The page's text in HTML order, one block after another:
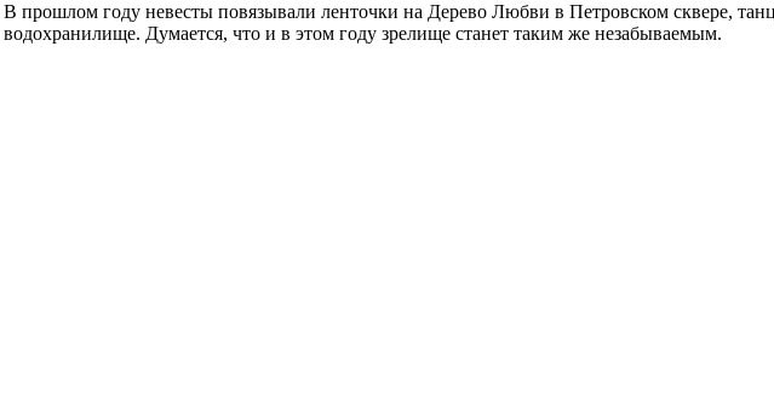
В прошлом году невесты повязывали ленточки на Дерево Любви в Петровском сквере,
водохранилище. Думается, что и в этом году зрелище станет таким же незабываемым.